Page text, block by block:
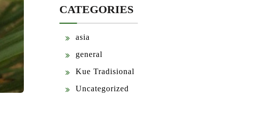
CATEGORIES
asia
general
Kue Tradisional
Uncategorized